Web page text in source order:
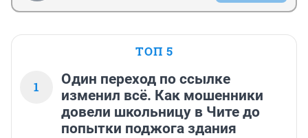
ТОП 5
1
Один переход по ссылке
изменил всё. Как мошенники
довели школьницу в Чите до
попытки поджога здания